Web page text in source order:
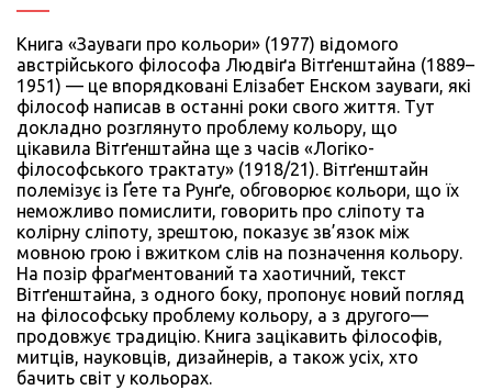
Книга «Зауваги про кольори» (1977) відомого
австрійського філософа Людвіґа Вітґенштайна (1889–
1951) — це впорядковані Елізабет Енском зауваги, які
філософ написав в останні роки свого життя. Тут
докладно розглянуто проблему кольору, що
цікавила Вітґенштайна ще з часів «Логіко-
філософського трактату» (1918/21). Вітґенштайн
полемізує із Ґете та Рунґе, обговорює кольори, що їх
неможливо помислити, говорить про сліпоту та
колірну сліпоту, зрештою, показує зв’язок між
мовною грою і вжитком слів на позначення кольору.
На позір фраґментований та хаотичний, текст
Вітґенштайна, з одного боку, пропонує новий погляд
на філософську проблему кольору, а з другого—
продовжує традицію. Книга зацікавить філософів,
митців, науковців, дизайнерів, а також усіх, хто
бачить світ у кольорах.